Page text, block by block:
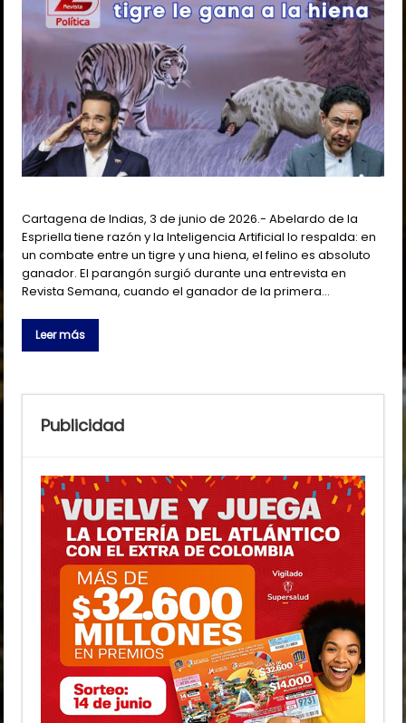
Cartagena de Indias, 3 de junio de 2026.- Abelardo de la
Espriella tiene razón y la Inteligencia Artificial lo respalda: en
un combate entre un tigre y una hiena, el felino es absoluto
ganador. El parangón surgió durante una entrevista en
Revista Semana, cuando el ganador de la primera…
Leer más
Publicidad